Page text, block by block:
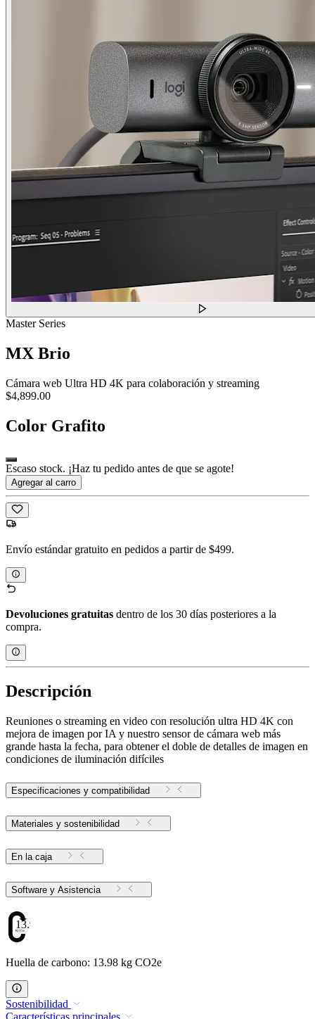
Master Series
MX Brio
Cámara web Ultra HD 4K para colaboración y streaming
$4,899.00
Color Grafito
Escaso stock. ¡Haz tu pedido antes de que se agote!
Agregar al carro
Envío estándar gratuito en pedidos a partir de $499.
Devoluciones gratuitas dentro de los 30 días posteriores a la
compra.
Descripción
Reuniones o streaming en video con resolución ultra HD 4K con
mejora de imagen por IA y nuestro sensor de cámara web más
grande hasta la fecha, para obtener el doble de detalles de imagen en
condiciones de iluminación difíciles
Especificaciones y compatibilidad
Materiales y sostenibilidad
En la caja
Software y Asistencia
13.98
Huella de carbono: 13.98 kg CO2e
Sostenibilidad